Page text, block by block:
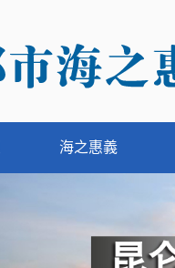
海之惠義